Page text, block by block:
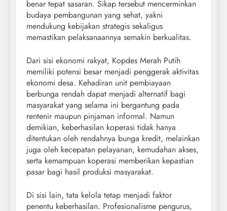
benar tepat sasaran. Sikap tersebut mencerminkan
budaya pembangunan yang sehat, yakni
mendukung kebijakan strategis sekaligus
memastikan pelaksanaannya semakin berkualitas.
Dari sisi ekonomi rakyat, Kopdes Merah Putih
memiliki potensi besar menjadi penggerak aktivitas
ekonomi desa. Kehadiran unit pembiayaan
berbunga rendah dapat menjadi alternatif bagi
masyarakat yang selama ini bergantung pada
rentenir maupun pinjaman informal. Namun
demikian, keberhasilan koperasi tidak hanya
ditentukan oleh rendahnya bunga kredit, melainkan
juga oleh kecepatan pelayanan, kemudahan akses,
serta kemampuan koperasi memberikan kepastian
pasar bagi hasil produksi masyarakat.
Di sisi lain, tata kelola tetap menjadi faktor
penentu keberhasilan. Profesionalisme pengurus,